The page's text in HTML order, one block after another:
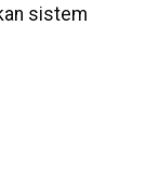
sistem